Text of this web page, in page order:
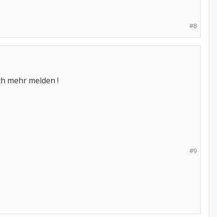
#8
mehr melden !
#9